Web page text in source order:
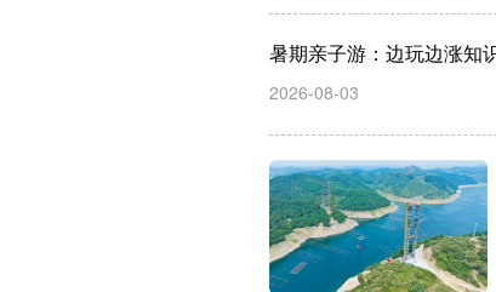
暑期亲子游：边玩边涨知
2026-08-03